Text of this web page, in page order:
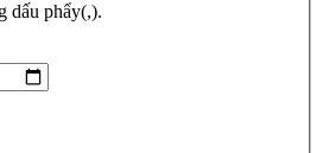
dấu phẩy(,).